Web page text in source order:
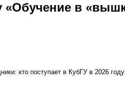
«Обучение в
кто поступает в КубГУ в 2026 году